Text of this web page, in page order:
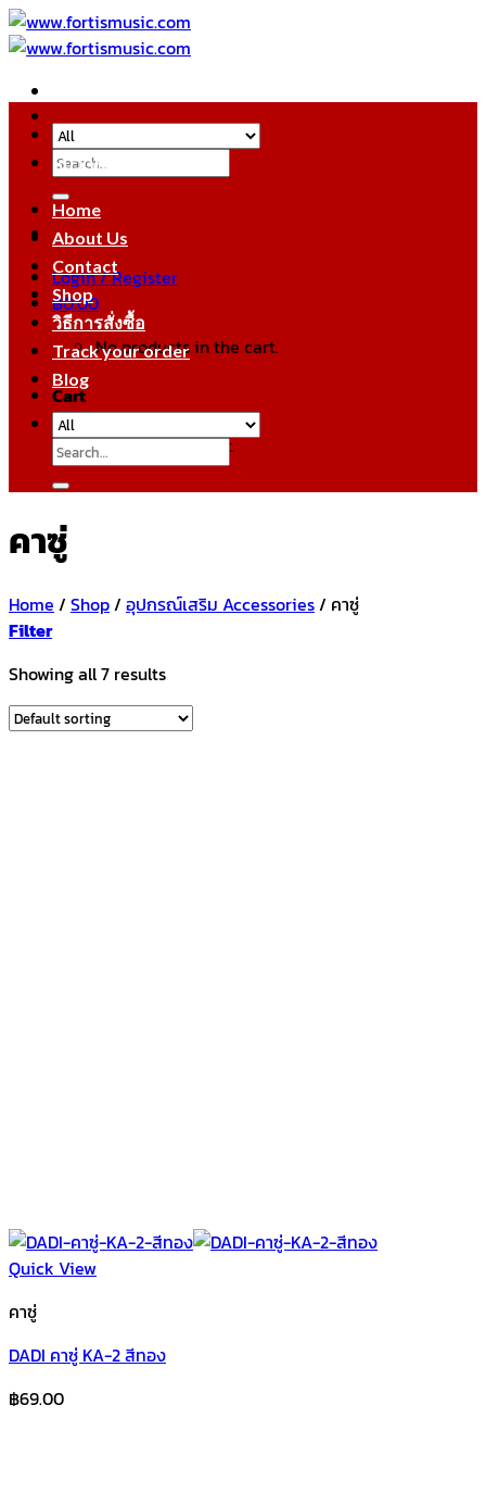
Skip
to
Search
for:
Login / Register
฿0.00
No products in the cart.
Cart
No products in the cart.
หมวดหมู่สินค้า
Home
About Us
Contact
Shop
วิธีการสั่งซื้อ
Track your order
Blog
Search
for:
คาซู่
Home / Shop/ อุปกรณ์เสริม Accessories/ คาซู่
Filter
Showing all 7 results
Quick View
คาซู่
DADI คาซู่ KA-2 สีทอง
฿69.00